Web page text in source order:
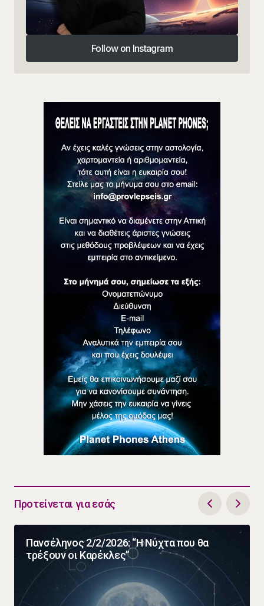
Follow on Instagram
Follow on Instagram
Προτείνεται για εσάς
Πανσέληνος 2/2/2026: “Η Νύχτα που θα
τρέξουν οι Καρέκλες”